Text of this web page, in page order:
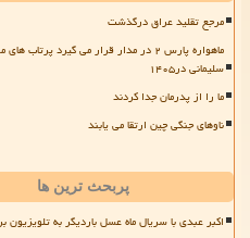
مرجع تقلید عراق درگذشت
ماهواره پارس ۲ در مدار قرار می گیرد پرتاب
سلیمانی در۱۴۰۵
ما را از پدرمان جدا کردند
ناوهای جنگی چین ارتقا می یابند
پربحث ترین ها
اکبر عبدی با سریال ماه عسل باردیگر به تلویزیون